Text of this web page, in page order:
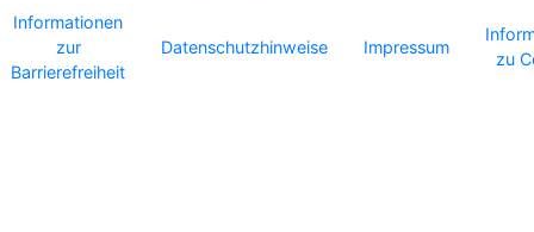
Informationen
zur
Barrierefreiheit
Datenschutzhinweise Impressum
zu